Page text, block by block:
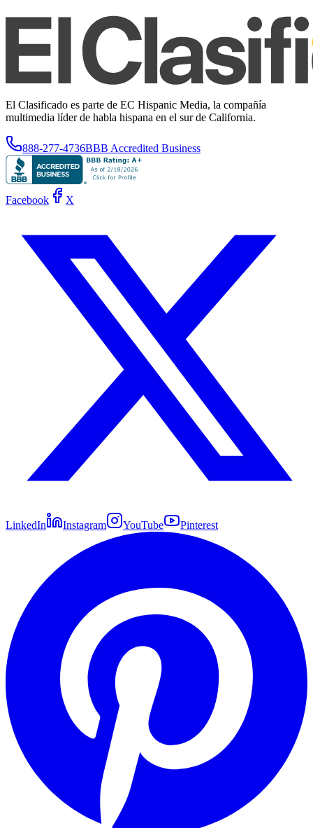
El Clasificado es parte de EC Hispanic Media, la compañía
multimedia líder de habla hispana en el sur de California.
888-277-4736BBB Accredited Business
Facebook X
LinkedIn Instagram YouTube Pinterest